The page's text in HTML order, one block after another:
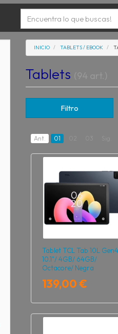
INICIO TABLETS / EBOOK
Tablets (94 art.)
Filtro
Ant. 01 03
Tablet TCL Tab 10L Gen4
10.1"/ 4GB/ 64GB/
Octacore/ Negra
139,00 €